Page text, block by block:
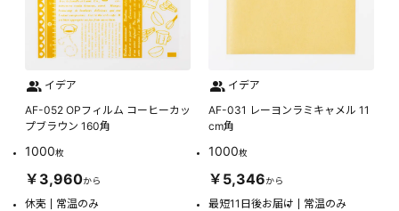
イデア
AF-052 OPフィルム コーヒーカッ
プブラウン 160角
1000枚
￥3,960から
休売 常温のみ
イデア
AF-031 レーヨンラミキャメル 11
cm角
1000枚
￥5,346から
最短11日後お届け 常温のみ